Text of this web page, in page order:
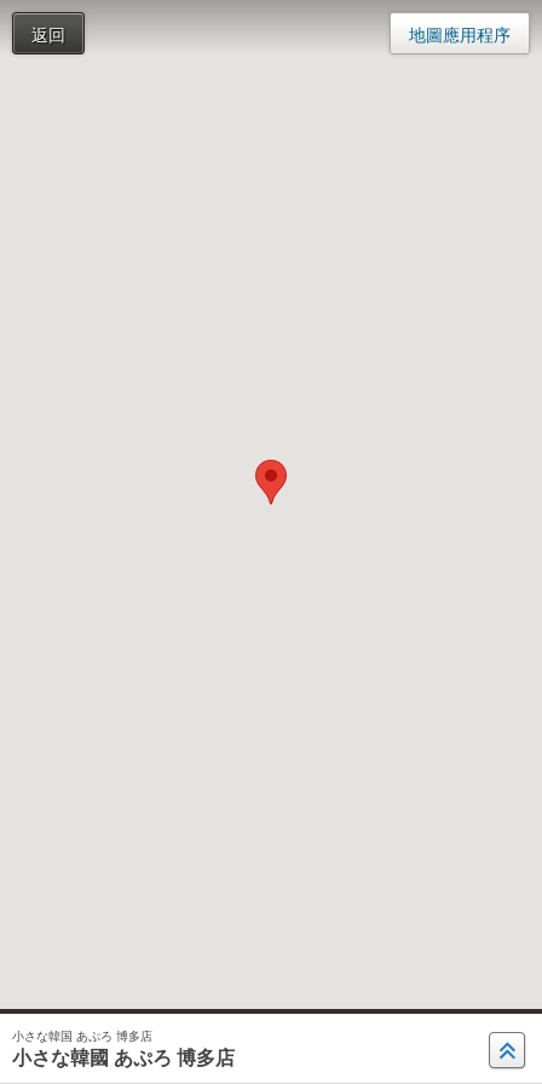
返回 地圖應用程序
小さな韓国 あぷろ 博多店
小さな韓國 あぷろ 博多店